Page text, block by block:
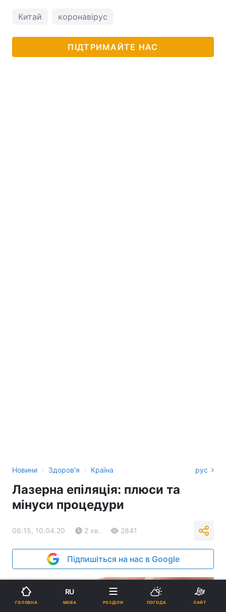
Китай коронавірус
ПІДТРИМАЙТЕ НАС
Новини › Здоров'я › Країна рус
Лазерна епіляція: плюси та
мінуси процедури
06:15, 10.04.20 2 хв. 2841
Підпишіться на нас в Google
ГОЛОВНА
RU
МОВА РОЗДІЛИ ПОГОДА ЛАЙТ